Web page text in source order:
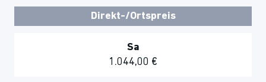
Direkt-/Ortspreis
Sa
1.044,00 €